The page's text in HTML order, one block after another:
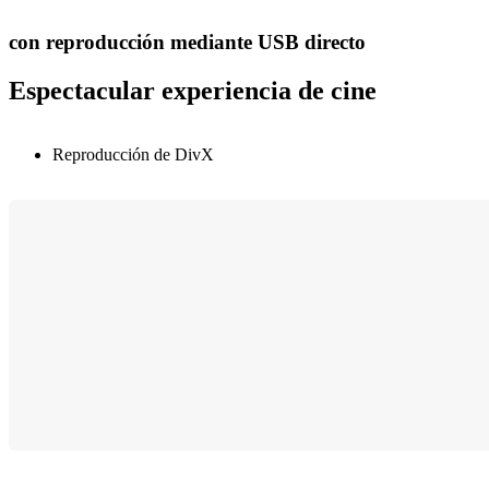
con reproducción mediante USB directo
Espectacular experiencia de cine
Reproducción de DivX